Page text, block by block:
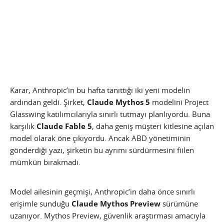
Karar, Anthropic’in bu hafta tanıttığı iki yeni modelin
ardından geldi. Şirket, Claude Mythos 5 modelini Project
Glasswing katılımcılarıyla sınırlı tutmayı planlıyordu. Buna
karşılık Claude Fable 5, daha geniş müşteri kitlesine açılan
model olarak öne çıkıyordu. Ancak ABD yönetiminin
gönderdiği yazı, şirketin bu ayrımı sürdürmesini fiilen
mümkün bırakmadı.
Model ailesinin geçmişi, Anthropic’in daha önce sınırlı
erişimle sunduğu Claude Mythos Preview sürümüne
uzanıyor. Mythos Preview, güvenlik araştırması amacıyla